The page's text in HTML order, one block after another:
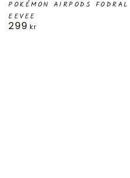
POKÉMON AIRPODS FODRAL
EEVEE
Ordinarie
299 kr